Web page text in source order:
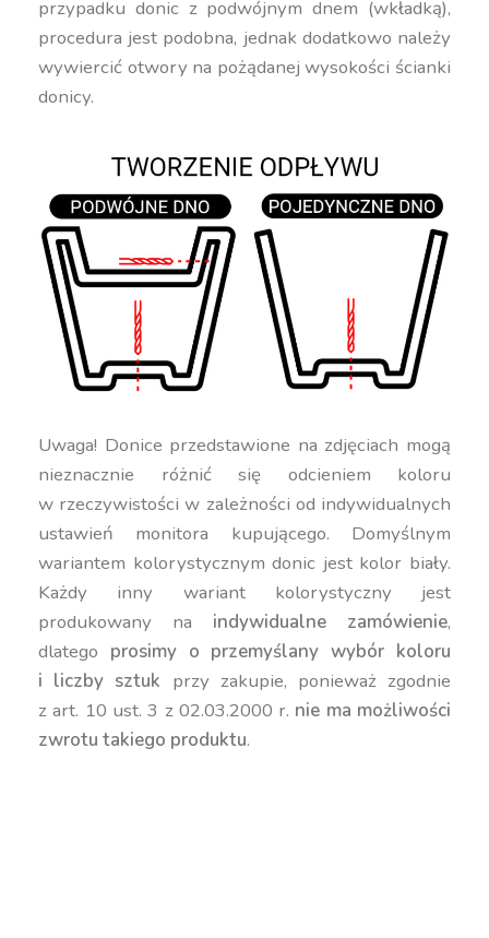
przypadku donic z podwójnym dnem (wkładką),
procedura jest podobna, jednak dodatkowo należy
wywiercić otwory na pożądanej wysokości ścianki
donicy.
Uwaga! Donice przedstawione na zdjęciach mogą
nieznacznie różnić się odcieniem koloru
w rzeczywistości w zależności od indywidualnych
ustawień monitora kupującego. Domyślnym
wariantem kolorystycznym donic jest kolor biały.
Każdy inny wariant kolorystyczny jest
produkowany na indywidualne zamówienie,
dlatego prosimy o przemyślany wybór koloru
i liczby sztuk przy zakupie, ponieważ zgodnie
z art. 10 ust. 3 z 02.03.2000 r. nie ma możliwości
zwrotu takiego produktu.